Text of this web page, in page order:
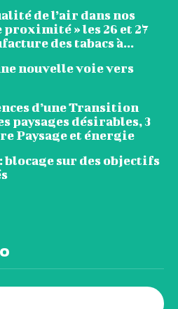
de l’air dans nos
» les 26 et 27
des tabacs à...
nouvelle voie vers
d’une Transition
paysages désirables, 3
Paysage et énergie
blocage sur des objectifs